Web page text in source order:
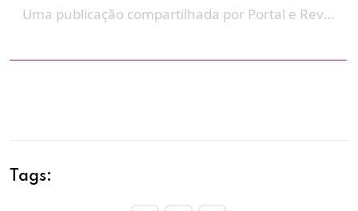
Uma publicação compartilhada por Portal e Revista LiV (@portalerevistaliv)
Tags: